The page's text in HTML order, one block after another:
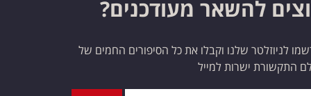
להשאר מעודכנים?
לניוזלטר שלנו וקבלו את כל הסיפורים החמים של
התקשורת ישרות למייל